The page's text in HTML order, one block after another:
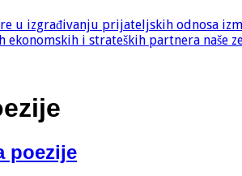
u izgrađivanju prijateljskih odnosa
i strateških partnera naše
poezije